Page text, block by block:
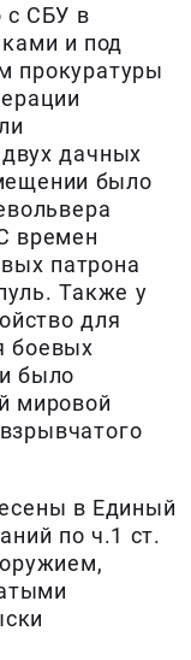
с СБУ в
и под
прокуратуры
дачных
было
времен
патрона
Также у
для
боевых
было
мировой
в Единый
по ч.1 ст.